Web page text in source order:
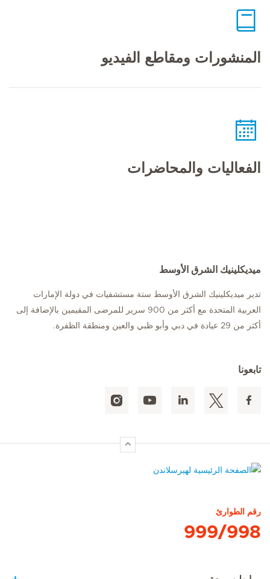
المنشورات ومقاطع الفيديو
الفعاليات والمحاضرات
ميديكلينيك الشرق الأوسط
تدير ميديكلينيك الشرق الأوسط ستة مستشفيات في دولة الإمارات
العربية المتحدة مع أكثر من 900 سرير للمرضى المقيمين بالإضافة إلى
أكثر من 29 عيادة في دبي وأبو ظبي والعين ومنطقة الظفرة.
تابعونا
رقم الطوارئ
999/998